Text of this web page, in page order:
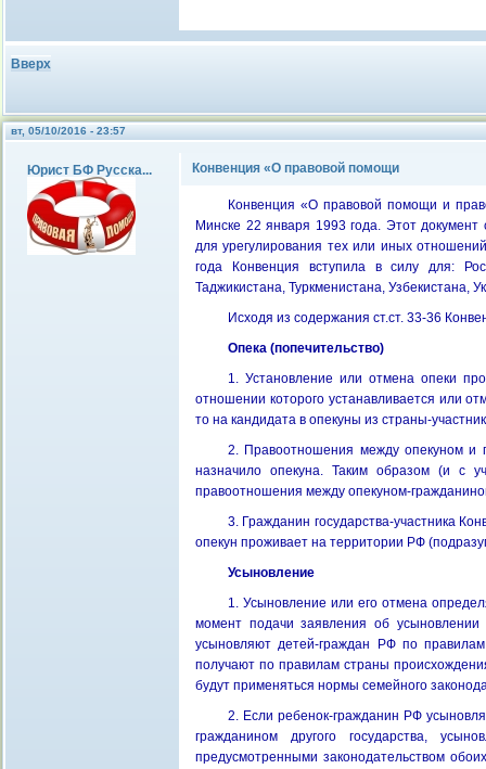
Вверх
вт, 05/10/2016 - 23:57
Юрист БФ Русска... Конвенция «О правовой помощи
Конвенция «О правовой помощи и
Минске 22 января 1993 года. Этот
для урегулирования тех или иных
года Конвенция вступила в силу для:
Таджикистана, Туркменистана, Узбекистана,
Исходя из содержания ст.ст. 33-36
Опека (попечительство)
1. Установление или отмена опеки
отношении которого устанавливается или
то на кандидата в опекуны из страны-
2. Правоотношения между опекуном и
назначило опекуна. Таким образом (и с
правоотношения между опекуном-
3. Гражданин государства-участника
опекун проживает на территории РФ
Усыновление
1. Усыновление или его отмена
момент подачи заявления об усыновлении
усыновляют детей-граждан РФ по
получают по правилам страны
будут применяться нормы семейного
2. Если ребенок-гражданин РФ
гражданином другого государства,
предусмотренными законодательством